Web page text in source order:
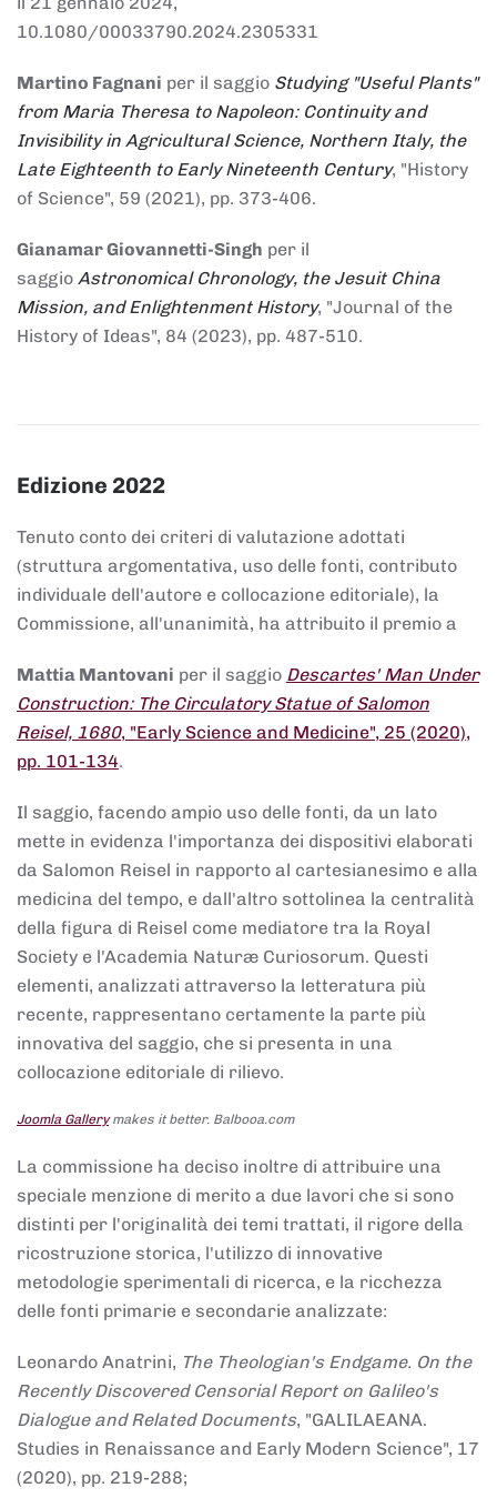
10.1080/00033790.2024.2305331
Martino Fagnani per il saggio Studying "Useful Plants"
from Maria Theresa to Napoleon: Continuity and
Invisibility in Agricultural Science, Northern Italy, the
Late Eighteenth to Early Nineteenth Century, "History
of Science", 59 (2021), pp. 373-406.
Gianamar Giovannetti-Singh per il
saggio Astronomical Chronology, the Jesuit China
Mission, and Enlightenment History, "Journal of the
History of Ideas", 84 (2023), pp. 487-510.
Edizione 2022
Tenuto conto dei criteri di valutazione adottati
(struttura argomentativa, uso delle fonti, contributo
individuale dell'autore e collocazione editoriale), la
Commissione, all'unanimità, ha attribuito il premio a
Mattia Mantovani per il saggio Descartes' Man Under
Construction: The Circulatory Statue of Salomon
Reisel, 1680, "Early Science and Medicine", 25 (2020),
pp. 101-134.
Il saggio, facendo ampio uso delle fonti, da un lato
mette in evidenza l'importanza dei dispositivi elaborati
da Salomon Reisel in rapporto al cartesianesimo e alla
medicina del tempo, e dall'altro sottolinea la centralità
della figura di Reisel come mediatore tra la Royal
Society e l'Academia Naturæ Curiosorum. Questi
elementi, analizzati attraverso la letteratura più
recente, rappresentano certamente la parte più
innovativa del saggio, che si presenta in una
collocazione editoriale di rilievo.
Joomla Gallerymakes it better. Balbooa.com
La commissione ha deciso inoltre di attribuire una
speciale menzione di merito a due lavori che si sono
distinti per l'originalità dei temi trattati, il rigore della
ricostruzione storica, l'utilizzo di innovative
metodologie sperimentali di ricerca, e la ricchezza
delle fonti primarie e secondarie analizzate:
Leonardo Anatrini, The Theologian's Endgame. On the
Recently Discovered Censorial Report on Galileo's
Dialogue and Related Documents, "GALILAEANA.
Studies in Renaissance and Early Modern Science", 17
(2020), pp. 219-288;